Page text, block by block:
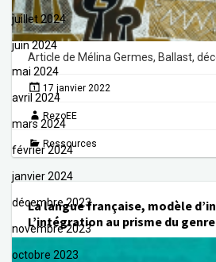
juillet 2024
juin 2024
mai 2024
avril 2024
mars 2024
février 2024
janvier 2024
décembre 2023
novembre 2023
octobre 2023
Article de Mélina Germes, Ballast,
17 janvier 2022
RezoEE
Ressources
La langue française, modèle
L’intégration au prisme du genre